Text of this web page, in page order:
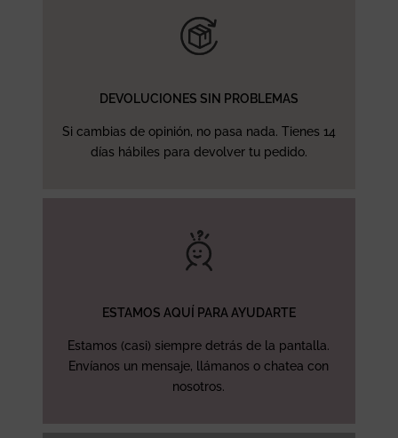
DEVOLUCIONES SIN PROBLEMAS
Si cambias de opinión, no pasa nada. Tienes 14
días hábiles para devolver tu pedido.
ESTAMOS AQUÍ PARA AYUDARTE
Estamos (casi) siempre detrás de la pantalla.
Envíanos un mensaje, llámanos o chatea con
nosotros.